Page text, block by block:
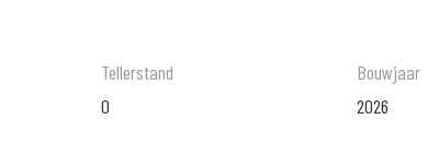
Tellerstand
0
Bouwjaar
2026